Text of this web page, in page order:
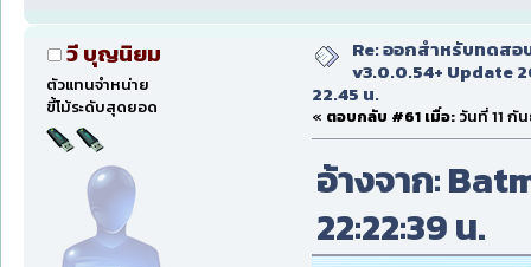
วี บุญนิยม
ตัวแทนจำหน่าย
ขี้โม้ระดับสุดยอด
Re: ออกสำหรับทดสอ
v3.0.0.54+ Update
22.45 น.
« ตอบกลับ #61 เมื่อ: วันที่ 11 กั
อ้างจาก:
22:22:39 น.